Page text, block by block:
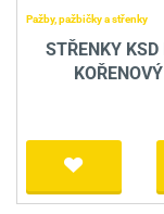
Pažby, pažbičky a střenky
STŘENKY